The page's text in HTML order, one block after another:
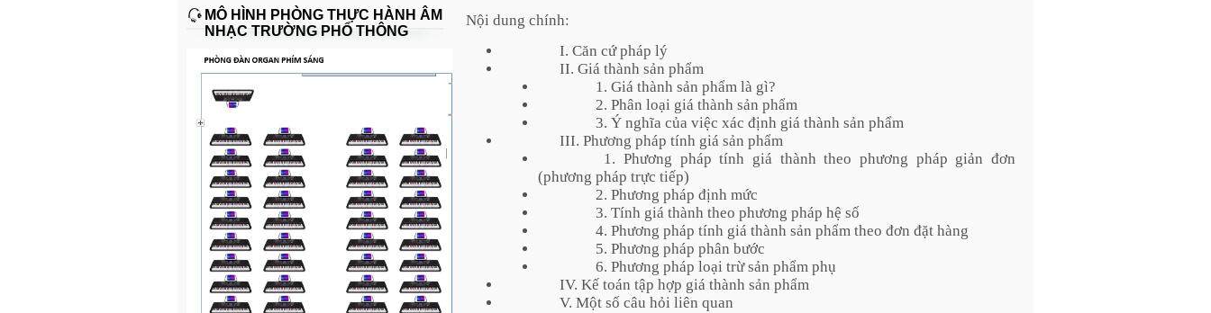
MÔ HÌNH PHÒNG THỰC HÀNH ÂM
NHẠC TRƯỜNG PHỔ THÔNG
Nội dung chính:
I. Căn cứ pháp lý
II. Giá thành sản phẩm
1. Giá thành sản phẩm là gì?
2. Phân loại giá thành sản phẩm
3. Ý nghĩa của việc xác định giá thành sản phẩm
III. Phương pháp tính giá sản phẩm
1. Phương pháp tính giá thành theo phương pháp giản đơn
(phương pháp trực tiếp)
2. Phương pháp định mức
3. Tính giá thành theo phương pháp hệ số
4. Phương pháp tính giá thành sản phẩm theo đơn đặt hàng
5. Phương pháp phân bước
6. Phương pháp loại trừ sản phẩm phụ
IV. Kế toán tập hợp giá thành sản phẩm
V. Một số câu hỏi liên quan